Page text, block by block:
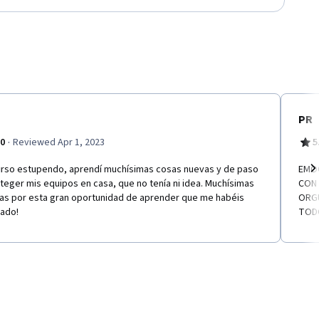
· Reviewed Apr 1, 2023
estupendo, aprendí muchísimas cosas nuevas y de paso
mis equipos en casa, que no tenía ni idea. Muchísimas
por esta gran oportunidad de aprender que me habéis
PR